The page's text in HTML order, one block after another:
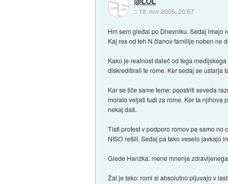
:: 18. nov 2006, 20:57
Hm sem gledal po Dnevniku. Sedaj imajo
Kaj res od teh N članov familije noben ne
Kako je realnost daleč od tega
diskreditirali te rome. Ker sedaj se ustarja
Kar se tiče same teme: poostriti seveda
moralo veljati tudi za rome. Ker ta njihova
nekaj daš.
Tisti protest v podporo romov pa samo no
NISO rešili. Sedaj pa tako veselo javkajo
Glede Hanžka: mene mnenje
Žal je tako: romi si absolutno pljuvajo v